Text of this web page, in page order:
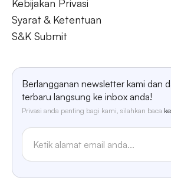
Kebijakan Privasi
Syarat & Ketentuan
S&K Submit
Berlangganan newsletter kami dan
terbaru langsung ke inbox anda!
Privasi anda penting bagi kami, silahkan baca